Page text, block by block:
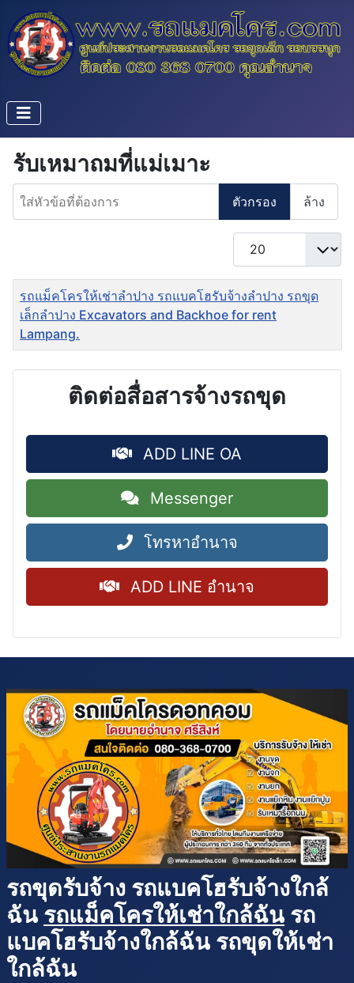
รับเหมาถมที่แม่เมาะ
ใส่หัวข้อที่ต้องการ
ตัวกรอง ล้าง
แสดง #
ชื่อ
รถแม็คโครให้เช่าลำปาง รถแบคโฮรับจ้างลำปาง รถขุด
เล็กลำปาง Excavators and Backhoe for rent
Lampang.
ติดต่อสื่อสารจ้างรถขุด
ADD LINE OA
Messenger
โทรหาอำนาจ
ADD LINE อำนาจ
รถขุดรับจ้าง รถแบคโฮรับจ้างใกล้
ฉัน รถแม็คโครให้เช่าใกล้ฉัน รถ
แบคโฮรับจ้างใกล้ฉัน รถขุดให้เช่า
ใกล้ฉัน